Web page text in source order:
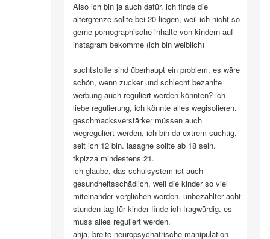
Also ich bin ja auch dafür. ich finde die
altergrenze sollte bei 20 liegen, weil ich nicht so
gerne pornographische inhalte von kindern auf
instagram bekomme (ich bin weiblich)
suchtstoffe sind überhaupt ein problem, es wäre
schön, wenn zucker und schlecht bezahlte
werbung auch reguliert werden könnten? ich
liebe regulierung, ich könnte alles wegisolieren.
geschmacksverstärker müssen auch
wegreguliert werden, ich bin da extrem süchtig,
seit ich 12 bin. lasagne sollte ab 18 sein.
tkpizza mindestens 21.
ich glaube, das schulsystem ist auch
gesundheitsschädlich, weil die kinder so viel
miteinander verglichen werden. unbezahlter acht
stunden tag für kinder finde ich fragwürdig. es
muss alles reguliert werden.
ahja, breite neuropsychatrische manipulation